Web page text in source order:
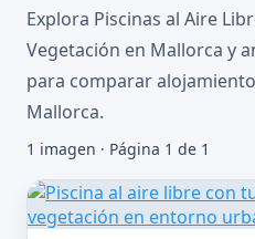
Explora Piscinas al Aire
Vegetación en Mallorca y
para comparar
Mallorca.
1 imagen · Página 1 de 1